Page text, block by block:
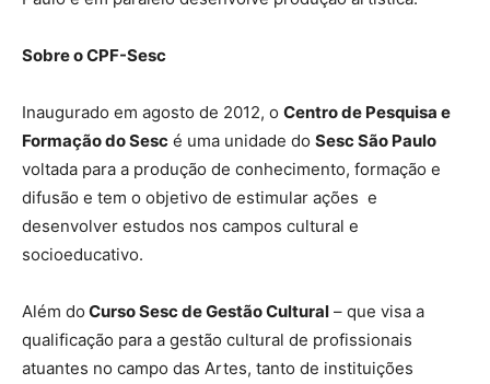
Sobre o CPF-Sesc
Inaugurado em agosto de 2012, o Centro de Pesquisa e
Formação do Sesc é uma unidade do Sesc São Paulo
voltada para a produção de conhecimento, formação e
difusão e tem o objetivo de estimular ações e
desenvolver estudos nos campos cultural e
socioeducativo.
Além do Curso Sesc de Gestão Cultural – que visa a
qualificação para a gestão cultural de profissionais
atuantes no campo das Artes, tanto de instituições